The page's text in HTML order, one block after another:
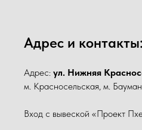
Адрес и контакты:
Адрес: ул. Нижняя
м. Красносельская, м.
Вход с вывеской «Проект